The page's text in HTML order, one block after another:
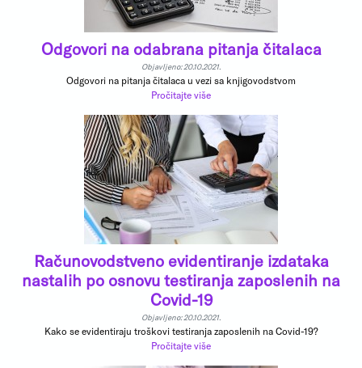
Odgovori na odabrana pitanja čitalaca
Objavljeno: 20.10.2021.
Odgovori na pitanja čitalaca u vezi sa knjigovodstvom
Pročitajte više
Računovodstveno evidentiranje izdataka
nastalih po osnovu testiranja zaposlenih na
Covid-19
Objavljeno: 20.10.2021.
Kako se evidentiraju troškovi testiranja zaposlenih na Covid-19?
Pročitajte više